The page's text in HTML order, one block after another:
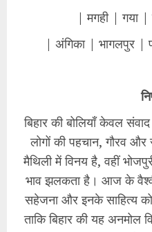
| मगही | गया
| अंगिका | भागलपुर |
बिहार की बोलियाँ केवल
लोगों की पहचान, गौरव और
मैथिली में विनय है, वहीं
भाव झलकता है। आज के
सहेजना और इनके साहित्य
ताकि बिहार की यह अनमोल